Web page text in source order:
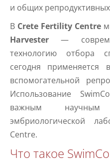
и общих репродуктивных
В Crete Fertility Centre
Harvester—
технологию отбора
сегодня применяется
вспомогательной
Использование
важным
эмбриологической
Centre.
Что такое